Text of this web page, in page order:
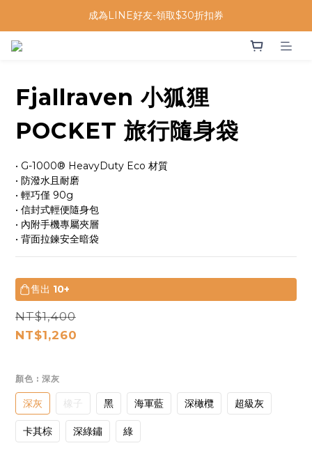
成為LINE好友-領取$30折扣券
Fjallraven 小狐狸
POCKET 旅行隨身袋
• G-1000® HeavyDuty Eco 材質
• 防潑水且耐磨
• 輕巧僅 90g
• 信封式輕便隨身包
• 內附手機專屬夾層
• 背面拉鍊安全暗袋
售出 10+
NT$1,400
NT$1,260
顏色 : 深灰
深灰 橡子 黑 海軍藍 深橄欖 超級灰
卡其棕 深綠鏽 綠